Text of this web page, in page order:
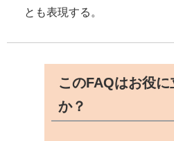
とも表現する。
このFAQはお役
か？